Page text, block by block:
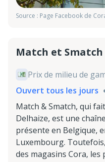
Source : Page Facebook de
Match et Smatch
Prix de milieu de
Ouvert tous les jours
Match & Smatch, qui
Delhaize, est une
présente en Belgique,
Luxembourg.
des magasins Cora,